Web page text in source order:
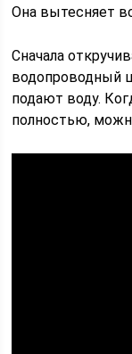
Она вытесняет
Сначала
водопроводный
подают воду.
полностью,